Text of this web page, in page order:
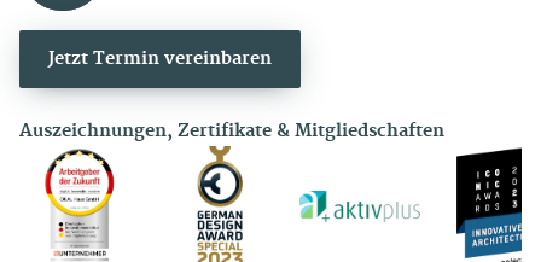
Jetzt Termin vereinbaren
Auszeichnungen, Zertifikate & Mitgliedschaften